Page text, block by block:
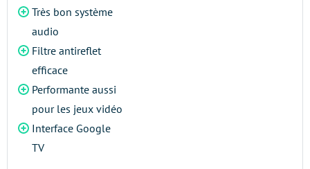
Très bon système
audio
Filtre antireflet
efficace
Performante aussi
pour les jeux vidéo
Interface Google
TV